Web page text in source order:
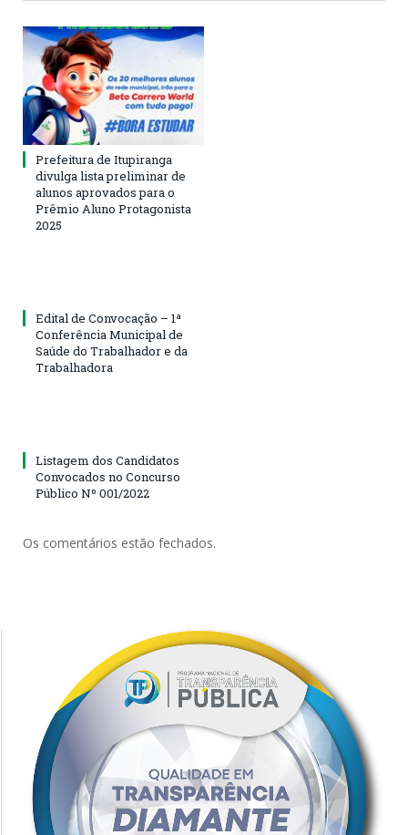
Prefeitura de Itupiranga
divulga lista preliminar de
alunos aprovados para o
Prêmio Aluno Protagonista
2025
Edital de Convocação – 1ª
Conferência Municipal de
Saúde do Trabalhador e da
Trabalhadora
Listagem dos Candidatos
Convocados no Concurso
Público Nº 001/2022
Os comentários estão fechados.